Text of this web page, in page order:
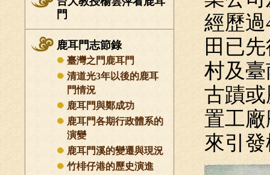
門
鹿耳門志節錄
臺灣之門鹿耳門
清道光3年以後的鹿耳
門情況
鹿耳門與鄭成功
鹿耳門各期行政體系的
演變
鹿耳門溪的變遷與現況
竹棑仔港的歷史演進
經歷
田已
村及
古蹟
置工
來引